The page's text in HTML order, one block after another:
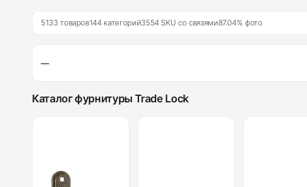
5133 товаров144 категорий3554 SKU со связями87.04% фото
—
Каталог фурнитуры Trade Lock